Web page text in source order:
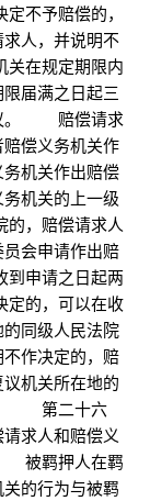
不予赔偿的，
人，并说明不
在规定期限内
届满之日起三
议。 赔偿请求
偿义务机关作
机关作出赔偿
机关的上一级
，赔偿请求人
会申请作出赔
申请之日起两
的，可以在收
同级人民法院
作决定的，赔
机关所在地的
。 第二十六
求人和赔偿义
被羁押人在羁
的行为与被羁